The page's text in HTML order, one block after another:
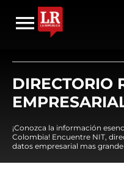
DIRECTORIO
¡Conozca la información
Colombia! Encuentre NIT,
datos empresarial mas grande